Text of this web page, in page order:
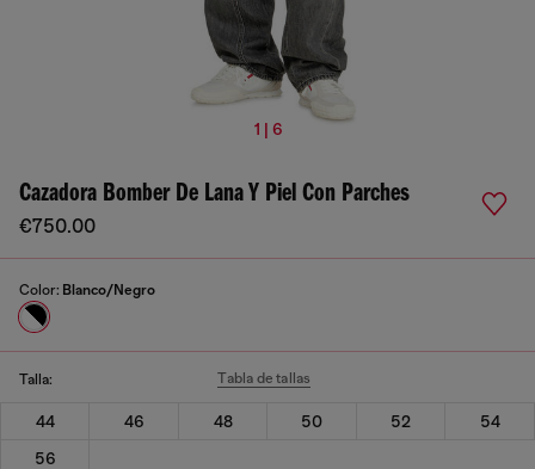
1 | 6
Cazadora Bomber De Lana Y Piel Con Parches
€750.00
Color: Blanco/Negro
Talla: Tabla de tallas
44 46 48 50 52
54
56